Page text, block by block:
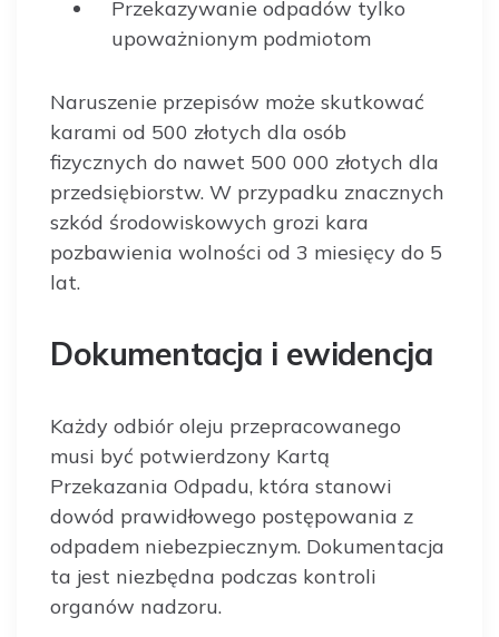
Przekazywanie odpadów tylko
upoważnionym podmiotom
Naruszenie przepisów może skutkować
karami od 500 złotych dla osób
fizycznych do nawet 500 000 złotych dla
przedsiębiorstw. W przypadku znacznych
szkód środowiskowych grozi kara
pozbawienia wolności od 3 miesięcy do 5
lat.
Dokumentacja i ewidencja
Każdy odbiór oleju przepracowanego
musi być potwierdzony Kartą
Przekazania Odpadu, która stanowi
dowód prawidłowego postępowania z
odpadem niebezpiecznym. Dokumentacja
ta jest niezbędna podczas kontroli
organów nadzoru.